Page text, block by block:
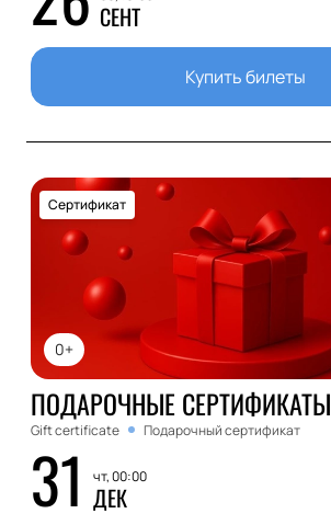
СЕНТ
Купить билеты
0+
Сертификат
ПОДАРОЧНЫЕ СЕРТИФИКАТЫ
Gift certificate Подарочный сертификат
31 чт, 00:00
ДЕК